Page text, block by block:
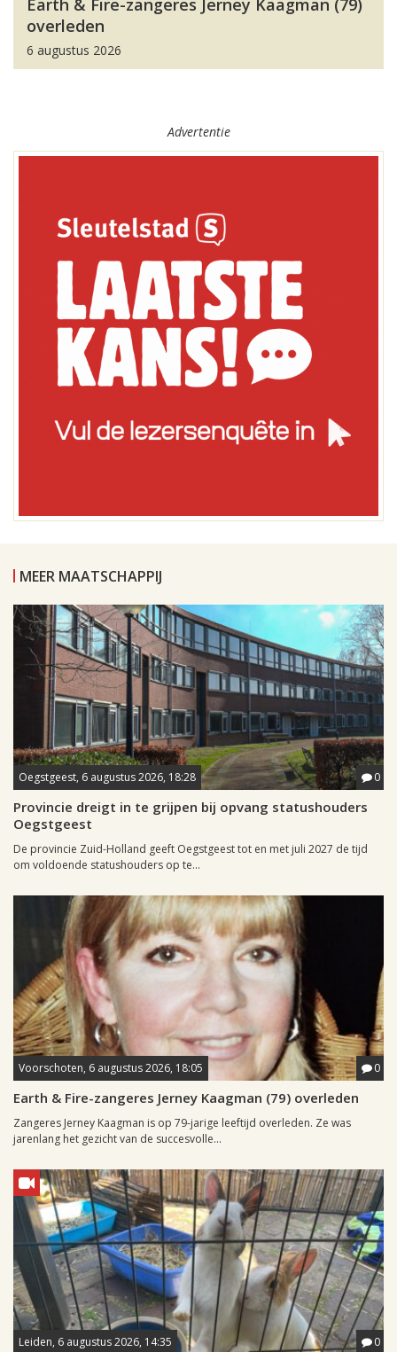
Earth & Fire-zangeres Jerney Kaagman (79)
overleden
6 augustus 2026
Advertentie
MEER MAATSCHAPPIJ
Oegstgeest, 6 augustus 2026, 18:28 0
Provincie dreigt in te grijpen bij opvang statushouders
Oegstgeest
De provincie Zuid-Holland geeft Oegstgeest tot en met juli 2027 de tijd
om voldoende statushouders op te...
Voorschoten, 6 augustus 2026, 18:05 0
Earth & Fire-zangeres Jerney Kaagman (79) overleden
Zangeres Jerney Kaagman is op 79-jarige leeftijd overleden. Ze was
jarenlang het gezicht van de succesvolle...
Leiden, 6 augustus 2026, 14:35 0